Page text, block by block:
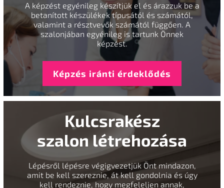
A képzést egyénileg készítjük el és árazzuk be a
betanított készülékek típusától és számától,
valamint a résztvevők számától függően. A
szalonjában egyénileg is tartunk Önnek
képzést.
Képzés iránti érdeklődés
Kulcsrakész
szalon létrehozása
Lépésről lépésre végigvezetjük Önt mindazon,
amit be kell szereznie, át kell gondolnia és úgy
kell rendeznie, hogy megfeleljen annak,